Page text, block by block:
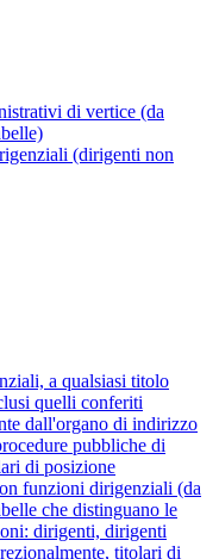
di vertice (da
(dirigenti non
a qualsiasi titolo
quelli conferiti
dall'organo di indirizzo
pubbliche di
di posizione
funzioni dirigenziali (da
che distinguano le
dirigenti, dirigenti
titolari di